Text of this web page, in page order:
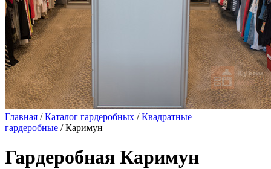
Главная /Каталог гардеробных /Квадратные
гардеробные / Каримун
Гардеробная Каримун